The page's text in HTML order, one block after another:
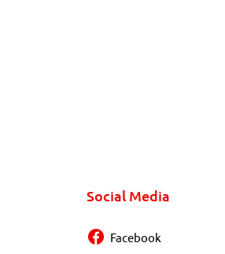
Social Media
Facebook